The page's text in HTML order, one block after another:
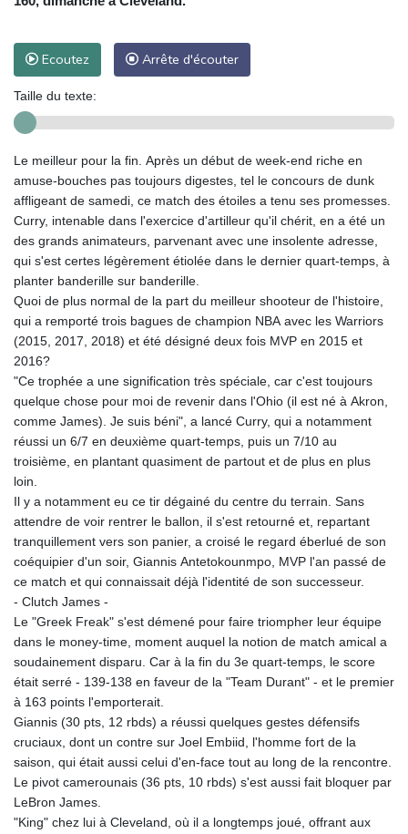
Ecoutez Arrête d'écouter
Taille du texte:
Le meilleur pour la fin. Après un début de week-end riche en
amuse-bouches pas toujours digestes, tel le concours de dunk
affligeant de samedi, ce match des étoiles a tenu ses promesses.
Curry, intenable dans l'exercice d'artilleur qu'il chérit, en a été un
des grands animateurs, parvenant avec une insolente adresse,
qui s'est certes légèrement étiolée dans le dernier quart-temps, à
planter banderille sur banderille.
Quoi de plus normal de la part du meilleur shooteur de l'histoire,
qui a remporté trois bagues de champion NBA avec les Warriors
(2015, 2017, 2018) et été désigné deux fois MVP en 2015 et
2016?
"Ce trophée a une signification très spéciale, car c'est toujours
quelque chose pour moi de revenir dans l'Ohio (il est né à Akron,
comme James). Je suis béni", a lancé Curry, qui a notamment
réussi un 6/7 en deuxième quart-temps, puis un 7/10 au
troisième, en plantant quasiment de partout et de plus en plus
loin.
Il y a notamment eu ce tir dégainé du centre du terrain. Sans
attendre de voir rentrer le ballon, il s'est retourné et, repartant
tranquillement vers son panier, a croisé le regard éberlué de son
coéquipier d'un soir, Giannis Antetokounmpo, MVP l'an passé de
ce match et qui connaissait déjà l'identité de son successeur.
- Clutch James -
Le "Greek Freak" s'est démené pour faire triompher leur équipe
dans le money-time, moment auquel la notion de match amical a
soudainement disparu. Car à la fin du 3e quart-temps, le score
était serré - 139-138 en faveur de la "Team Durant" - et le premier
à 163 points l'emporterait.
Giannis (30 pts, 12 rbds) a réussi quelques gestes défensifs
cruciaux, dont un contre sur Joel Embiid, l'homme fort de la
saison, qui était aussi celui d'en-face tout au long de la rencontre.
Le pivot camerounais (36 pts, 10 rbds) s'est aussi fait bloquer par
LeBron James.
"King" chez lui à Cleveland, où il a longtemps joué, offrant aux